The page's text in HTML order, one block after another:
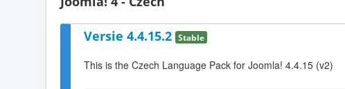
Versie 4.4.15.2 Stable
This is the Czech Language Pack for Joomla! 4.4.15 (v2)